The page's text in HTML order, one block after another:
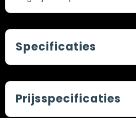
Specificaties
Prijsspecificaties